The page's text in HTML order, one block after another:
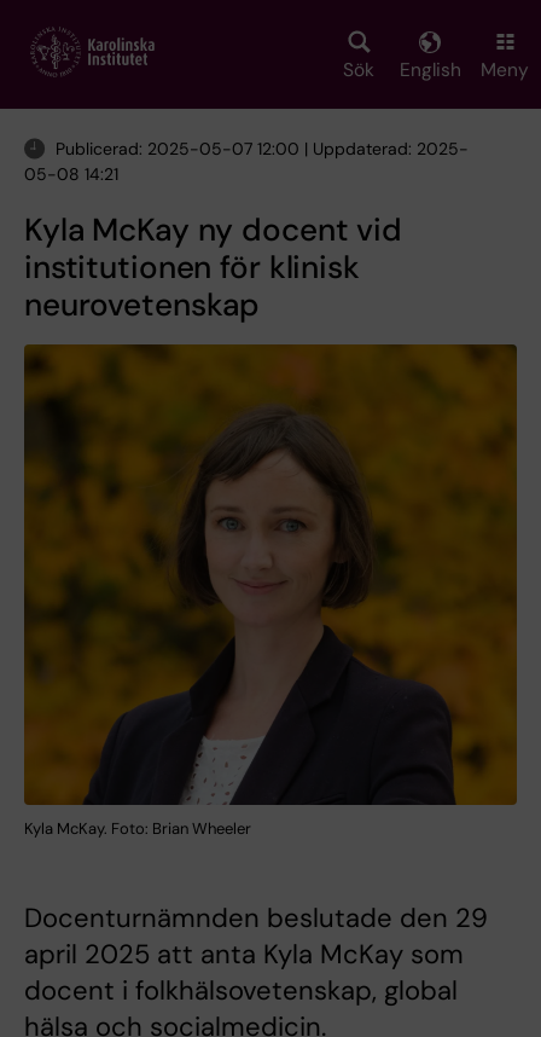
main
Sök English Meny
Publicerad: 2025-05-07 12:00 | Uppdaterad: 2025-
05-08 14:21
Kyla McKay ny docent vid
institutionen för klinisk
neurovetenskap
Kyla McKay. Foto: Brian Wheeler
Docenturnämnden beslutade den 29
april 2025 att anta Kyla McKay som
docent i folkhälsovetenskap, global
hälsa och socialmedicin.